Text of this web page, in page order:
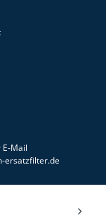
Mail
ersatzfilter.de